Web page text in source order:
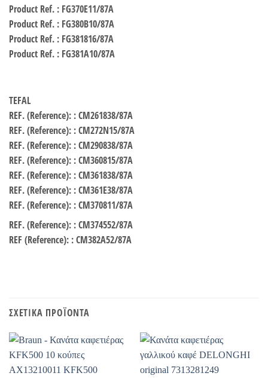
Product Ref. : FG370E11/87A
Product Ref. : FG380B10/87A
Product Ref. : FG381816/87A
Product Ref. : FG381A10/87A
TEFAL
REF. (Reference): : CM261838/87A
REF. (Reference): : CM272N15/87A
REF. (Reference): : CM290838/87A
REF. (Reference): : CM360815/87A
REF. (Reference): : CM361838/87A
REF. (Reference): : CM361E38/87A
REF. (Reference): : CM370811/87A
REF. (Reference): : CM374552/87A
REF (Reference): : CM382A52/87A
ΣΧΕΤΙΚΆ ΠΡΟΪΌΝΤΑ